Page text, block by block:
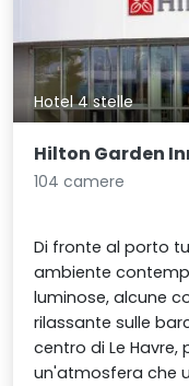
Hotel 4 stelle
Hilton Garden
104 camere
Di fronte al porto
ambiente
luminose, alcune
rilassante sulle
centro di Le Havre,
un'atmosfera che